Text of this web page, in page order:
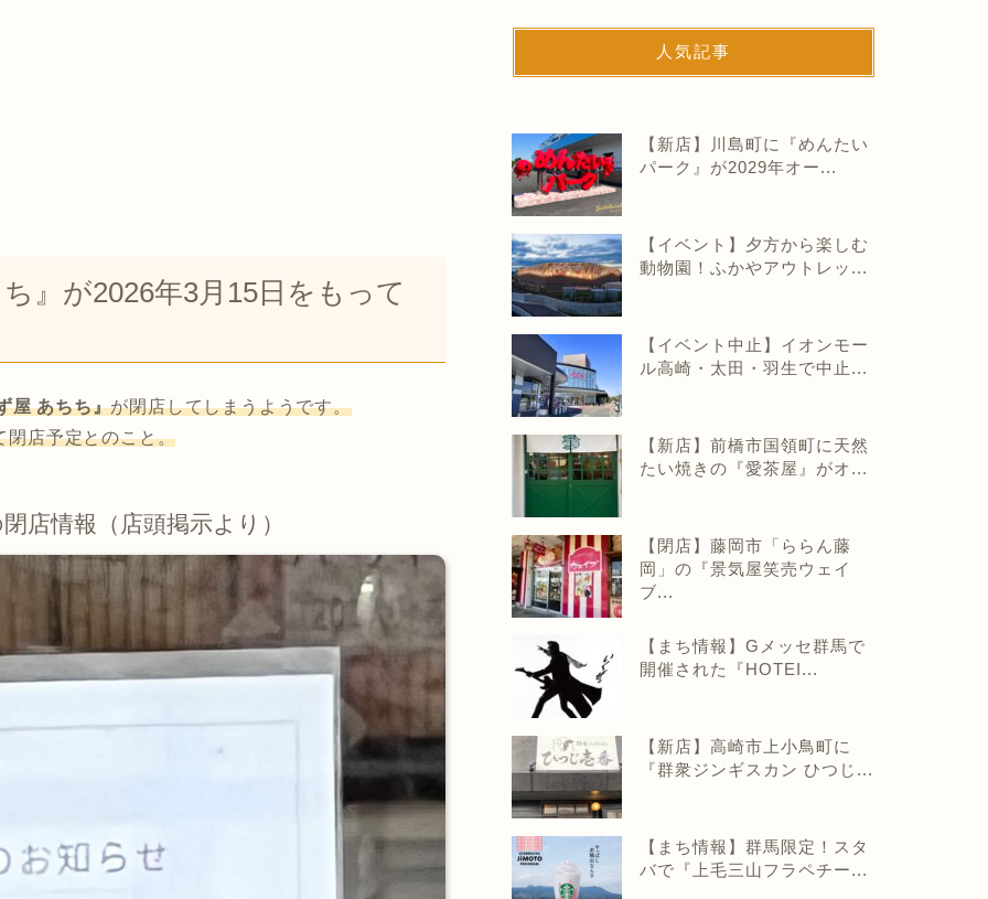
』が2026年3月15日をもって
屋 あちち』が閉店してしまうようです。
閉店予定とのこと。
店情報（店頭掲示より）
人気記事
【新店】川島町に『めんたい
パーク』が2029年オー...
【イベント】夕方から楽しむ
動物園！ふかやアウトレッ...
【イベント中止】イオンモー
ル高崎・太田・羽生で中止...
【新店】前橋市国領町に天然
たい焼きの『愛茶屋』がオ...
【閉店】藤岡市「ららん藤
岡」の『景気屋笑売ウェイ
ブ...
【まち情報】Gメッセ群馬で
開催された『HOTEI...
【新店】高崎市上小鳥町に
『群衆ジンギスカン ひつじ...
【まち情報】群馬限定！スタ
バで『上毛三山フラペチー...